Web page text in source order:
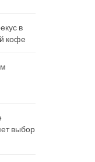
в
кофе
выбор